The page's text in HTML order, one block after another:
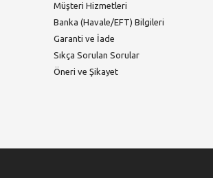
Müşteri Hizmetleri
Banka (Havale/EFT) Bilgileri
Garanti ve İade
Sıkça Sorulan Sorular
Öneri ve Şikayet